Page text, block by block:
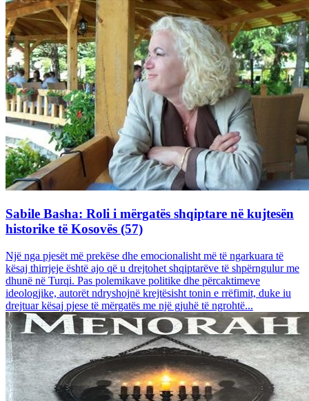
Sabile Basha: Roli i mërgatës shqiptare në kujtesën
historike të Kosovës (57)
Një nga pjesët më prekëse dhe emocionalisht më të ngarkuara të
kësaj thirrjeje është ajo që u drejtohet shqiptarëve të shpërngulur me
dhunë në Turqi. Pas polemikave politike dhe përcaktimeve
ideologjike, autorët ndryshojnë krejtësisht tonin e rrëfimit, duke iu
drejtuar kësaj pjese të mërgatës me një gjuhë të ngrohtë...